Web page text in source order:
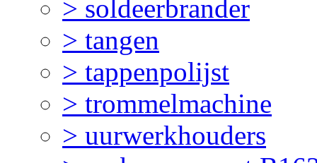
> soldeerbrander
> tangen
> tappenpolijst
> trommelmachine
> uurwerkhouders